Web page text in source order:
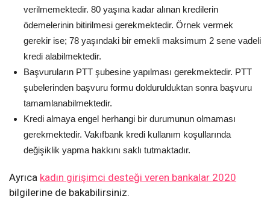
verilmemektedir. 80 yaşına kadar alınan kredilerin
ödemelerinin bitirilmesi gerekmektedir. Örnek vermek
gerekir ise; 78 yaşındaki bir emekli maksimum 2 sene vadeli
kredi alabilmektedir.
Başvuruların PTT şubesine yapılması gerekmektedir. PTT
şubelerinden başvuru formu doldurulduktan sonra başvuru
tamamlanabilmektedir.
Kredi almaya engel herhangi bir durumunun olmaması
gerekmektedir. Vakıfbank kredi kullanım koşullarında
değişiklik yapma hakkını saklı tutmaktadır.
Ayrıca kadın girişimci desteği veren bankalar 2020
bilgilerine de bakabilirsiniz.